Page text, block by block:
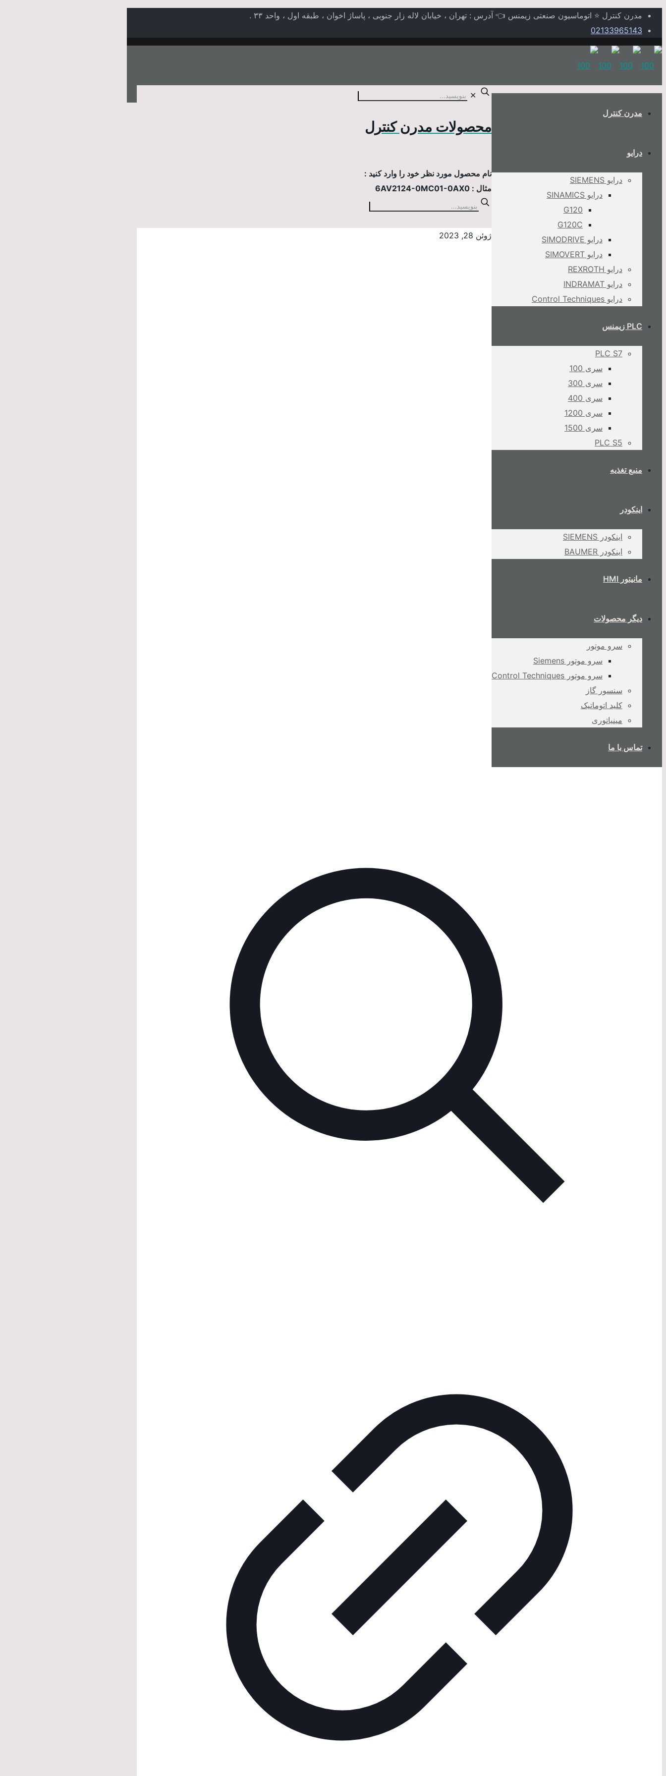
مدرن کنترل ⭐ اتوماسیون صنعتی زیمنس 👈 آدرس : تهران ، خیابان لاله زار جنوبی ، پاساژ اخوان ، طبقه اول ، واحد ۳۳ .
02133965143
مدرن کنترل
درایو
درایو SIEMENS
درایو SINAMICS
G120
G120C
درایو SIMODRIVE
درایو SIMOVERT
درایو REXROTH
درایو INDRAMAT
درایو Control Techniques
PLC زیمنس
PLC S7
سری 100
سری 300
سری 400
سری 1200
سری 1500
PLC S5
منبع تغذیه
اینکودر
اینکودر SIEMENS
اینکودر BAUMER
مانیتور HMI
دیگر محصولات
سرو موتور
سرو موتور Siemens
سرو موتور Control Techniques
سنسور گاز
کلید اتوماتیک
مینیاتوری
تماس با ما
✕
محصولات مدرن کنترل
نام محصول مورد نظر خود را وارد کنید :
مثال : 6AV2124-0MC01-0AX0
ژوئن 28, 2023